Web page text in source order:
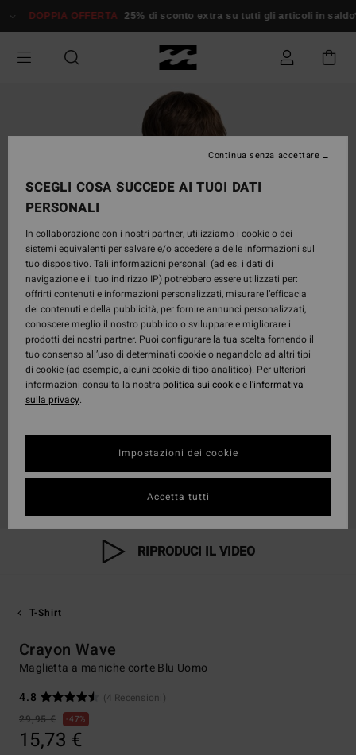
alle
prodotto
DOPPIA OFFERTA 25% di sconto extra su tutti gli articoli in
RIPRODUCI IL VIDEO
T-Shirt
Crayon Wave
Maglietta a maniche corte Blu Uomo
4.8
(4 Recensioni)
29,95 €
47%
15,73 €
SCEGLI COSA SUCCEDE AI TUOI DATI
PERSONALI
In collaborazione con i nostri partner, utilizziamo i cookie o dei
sistemi equivalenti per salvare e/o accedere a delle informazioni sul
tuo dispositivo. Tali informazioni personali (ad es. i dati di
navigazione e il tuo indirizzo IP) potrebbero essere utilizzati per:
offrirti contenuti e informazioni personalizzati, misurare l’efficacia
dei contenuti e della pubblicità, per fornire annunci personalizzati,
conoscere meglio il nostro pubblico o sviluppare e migliorare i
prodotti dei nostri partner. Puoi configurare la tua scelta fornendo il
tuo consenso all’uso di determinati cookie o negandolo ad altri tipi
di cookie (ad esempio, alcuni cookie di tipo analitico). Per ulteriori
informazioni consulta la nostra politica sui cookiee l'informativa
sulla privacy.
Impostazioni dei cookie
Continua senza accettare
Accetta tutti